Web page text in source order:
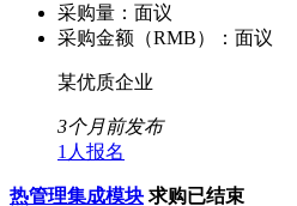
采购量： 面议
采购金额（RMB）： 面议
某优质企业
3个月前发布
1人报名
热管理集成模块 求购已结束